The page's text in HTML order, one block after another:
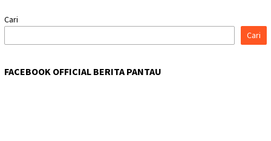
Cari
Cari
FACEBOOK OFFICIAL BERITA PANTAU